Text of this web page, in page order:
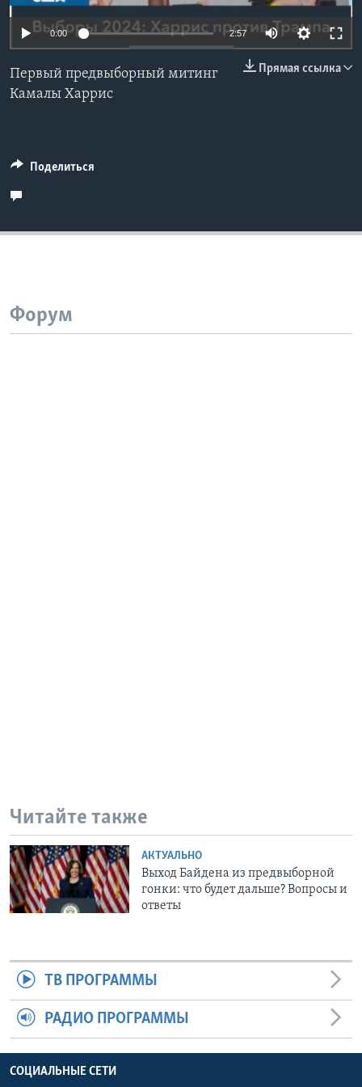
Learning English
СОЦИАЛЬНЫЕ СЕТИ
0:00 2:57
Прямая ссылка
Первый предвыборный митинг
Камалы Харрис
Поделиться
Форум
Читайте также
АКТУАЛЬНО
Выход Байдена из предвыборной
гонки: что будет дальше? Вопросы и
ответы
ТВ ПРОГРАММЫ
РАДИО ПРОГРАММЫ
СОЦИАЛЬНЫЕ СЕТИ